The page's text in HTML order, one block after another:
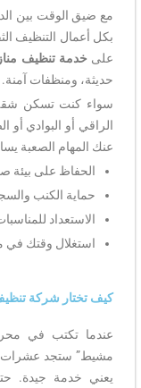
مع ضيق الوقت بين
بكل أعمال التنظيف
على خدمة تنظيف
حديثة، ومنظفات آمنة.
سواء كنت تسكن شقة
الراقي أو البوادي
عنك المهام الصعبة
الحفاظ على بيئة
حماية الكنب
الاستعداد
استغلال وقتك في
كيف تختار شركة
عندما تكتب في
مشيط” ستجد عشرات
يعني خدمة جيدة.